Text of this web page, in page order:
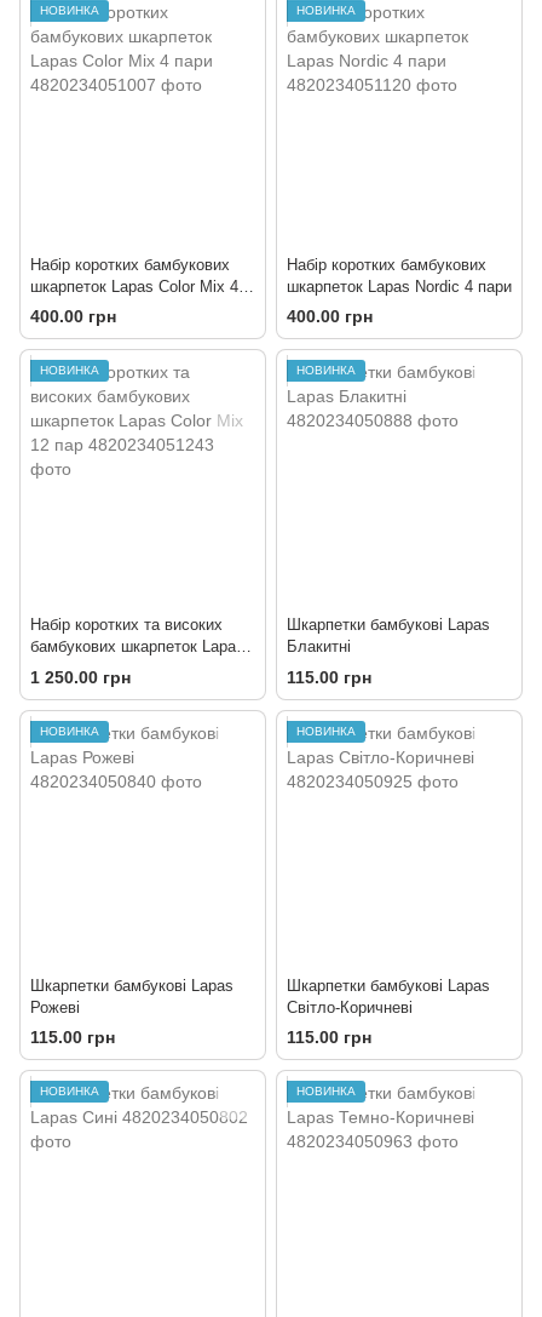
НОВИНКА
Набір коротких бамбукових
шкарпеток Lapas Color Mix 4
пари
400.00 грн
НОВИНКА
Набір коротких бамбукових
шкарпеток Lapas Nordic 4 пари
400.00 грн
НОВИНКА
Набір коротких та високих
бамбукових шкарпеток Lapas
Color Mix 12 пар
1 250.00 грн
НОВИНКА
Шкарпетки бамбукові Lapas
Блакитні
115.00 грн
НОВИНКА
Шкарпетки бамбукові Lapas
Рожеві
115.00 грн
НОВИНКА
Шкарпетки бамбукові Lapas
Світло-Коричневі
115.00 грн
НОВИНКА НОВИНКА